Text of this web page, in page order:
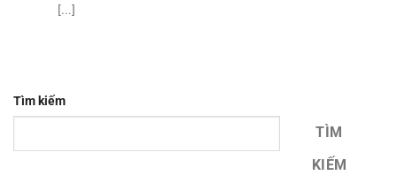
[...]
Tìm kiếm
TÌM
KIẾM